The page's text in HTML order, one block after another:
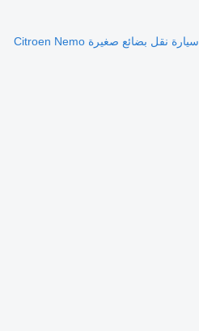
سيارة نقل بضائع صغيرة Citroen Nemo